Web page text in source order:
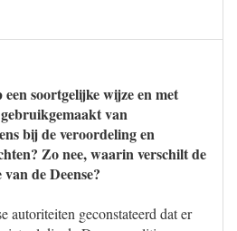
soortgelijke wijze en met
van
bij de veroordeling en
Zo nee, waarin verschilt de
de Deense?
autoriteiten geconstateerd dat er